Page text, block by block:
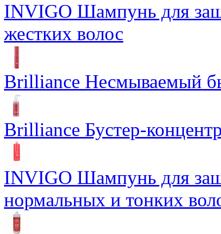
INVIGO Шампунь для
жестких волос
Brilliance Несмываемый
Brilliance Бустер-
INVIGO Шампунь для
нормальных и тонких